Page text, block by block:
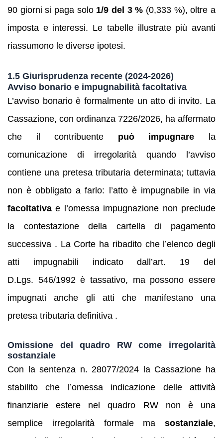
90 giorni si paga solo 1/9 del 3 % (0,333 %), oltre a
imposta e interessi. Le tabelle illustrate più avanti
riassumono le diverse ipotesi.
1.5 Giurisprudenza recente (2024‑2026)
Avviso bonario e impugnabilità facoltativa
L’avviso bonario è formalmente un atto di invito. La
Cassazione, con ordinanza 7226/2026, ha affermato
che il contribuente può impugnare la
comunicazione di irregolarità quando l’avviso
contiene una pretesa tributaria determinata; tuttavia
non è obbligato a farlo: l’atto è impugnabile in via
facoltativa e l’omessa impugnazione non preclude
la contestazione della cartella di pagamento
successiva . La Corte ha ribadito che l’elenco degli
atti impugnabili indicato dall’art. 19 del
D.Lgs. 546/1992 è tassativo, ma possono essere
impugnati anche gli atti che manifestano una
pretesa tributaria definitiva .
Omissione del quadro RW come irregolarità
sostanziale
Con la sentenza n. 28077/2024 la Cassazione ha
stabilito che l’omessa indicazione delle attività
finanziarie estere nel quadro RW non è una
semplice irregolarità formale ma sostanziale,